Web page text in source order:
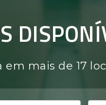
em mais de 17